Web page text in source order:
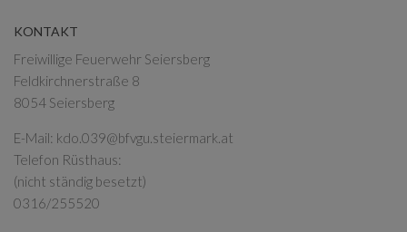
KONTAKT
Freiwillige Feuerwehr Seiersberg
Feldkirchnerstraße 8
8054 Seiersberg
E-Mail: kdo.039@bfvgu.steiermark.at
Telefon Rüsthaus:
(nicht ständig besetzt)
0316/255520